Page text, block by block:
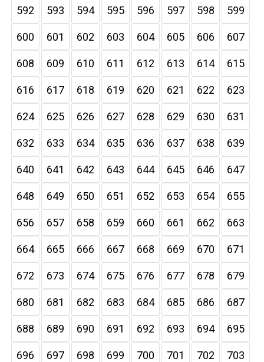
592 593 594 595 596 597 598 599
600 601 602 603 604 605 606 607
608 609 610 611 612 613 614 615
616 617 618 619 620 621 622 623
624 625 626 627 628 629 630 631
632 633 634 635 636 637 638 639
640 641 642 643 644 645 646 647
648 649 650 651 652 653 654 655
656 657 658 659 660 661 662 663
664 665 666 667 668 669 670 671
672 673 674 675 676 677 678 679
680 681 682 683 684 685 686 687
688 689 690 691 692 693 694 695
696 697 698 699 700 701 702 703